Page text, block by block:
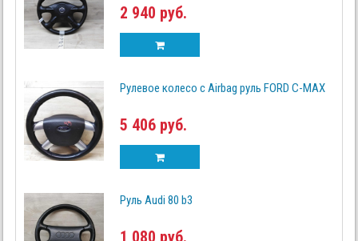
2 940 руб.
Рулевое колесо с Airbag руль FORD C-MAX
5 406 руб.
Руль Audi 80 b3